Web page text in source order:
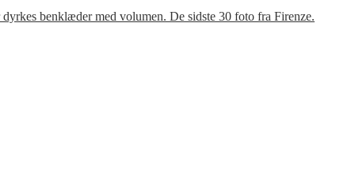
benklæder med volumen. De sidste 30 foto fra Firenze.